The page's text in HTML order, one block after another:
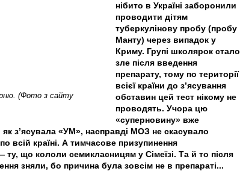
(Фото з сайту
нібито в Україні заборонили
проводити дітям
туберкулінову пробу (пробу
Манту) через випадок у
Криму. Групі школярок стало
зле після введення
препарату, тому по території
всієї країни до з’ясування
обставин цей тест нікому не
проводять. Учора цю
«суперновину» вже
з’ясувала «УМ», насправді МОЗ не скасувало
всій країні. А тимчасове призупинення
що кололи семикласницям у Сімеїзі. Та й то після
зняли, бо причина була зовсім не в препараті...